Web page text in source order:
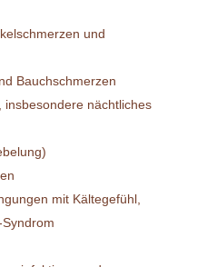
und
Bauchschmerzen
insbesondere nächtliches
mit Kältegefühl,